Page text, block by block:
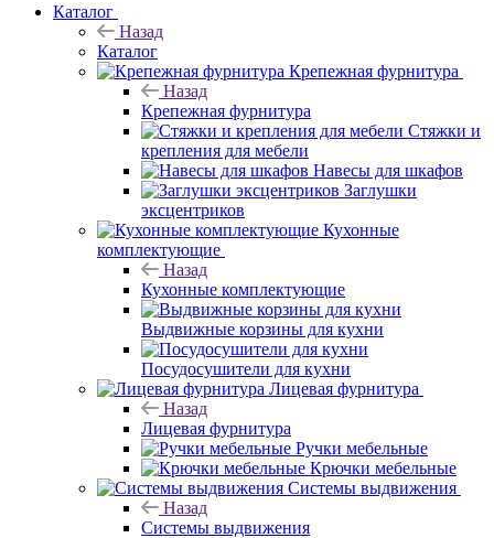
Каталог
Назад
Каталог
Крепежная фурнитура
Назад
Крепежная фурнитура
Стяжки и
крепления для мебели
Навесы для шкафов
Заглушки
эксцентриков
Кухонные
комплектующие
Назад
Кухонные комплектующие
Выдвижные корзины для кухни
Посудосушители для кухни
Лицевая фурнитура
Назад
Лицевая фурнитура
Ручки мебельные
Крючки мебельные
Системы выдвижения
Назад
Системы выдвижения